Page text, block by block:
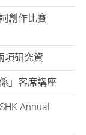
創作比賽
項研究資
」客席講座
Annual